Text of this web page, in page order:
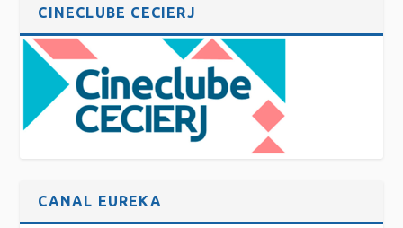
CINECLUBE CECIERJ
CANAL EUREKA